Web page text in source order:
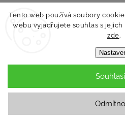
Tento web používá soubory
webu vyjadřujete souhlas s jejich
zde.